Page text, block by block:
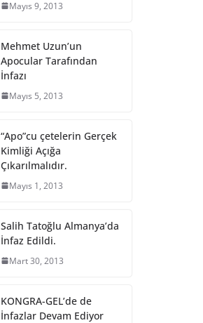
Mayıs 9, 2013
Mehmet Uzun’un
Apocular Tarafından
İnfazı
Mayıs 5, 2013
“Apo”cu çetelerin Gerçek
Kimliği Açığa
Çıkarılmalıdır.
Mayıs 1, 2013
Salih Tatoğlu Almanya’da
İnfaz Edildi.
Mart 30, 2013
KONGRA-GEL’de de
İnfazlar Devam Ediyor